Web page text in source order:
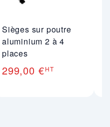
Sièges sur poutre
aluminium 2 à 4
places
299,00 €HT